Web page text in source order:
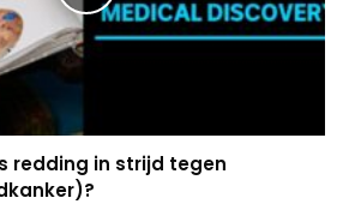
redding in strijd tegen